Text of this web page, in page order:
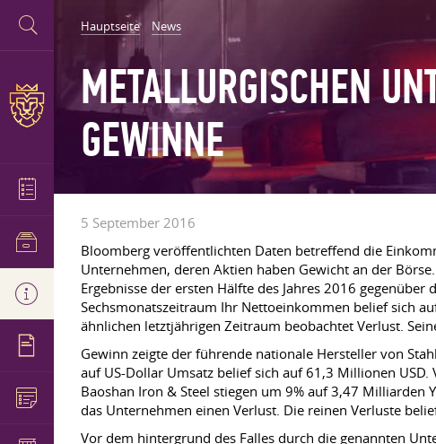
Hauptseite News
METALLURGISCHEN
GEWINNE
5 September 2016
Bloomberg veröffentlichten Daten betreffend die
Unternehmen, deren Aktien haben Gewicht an der
Ergebnisse der ersten Hälfte des Jahres 2016
Sechsmonatszeitraum Ihr Nettoeinkommen belief sich
ähnlichen letztjährigen Zeitraum beobachtet Verlust.
Gewinn zeigte der führende nationale Hersteller von
auf US-Dollar Umsatz belief sich auf 61,3 Millionen
Baoshan Iron & Steel stiegen um 9% auf 3,47 Milliarden
das Unternehmen einen Verlust. Die reinen Verluste
Vor dem hintergrund des Falles durch die genannten